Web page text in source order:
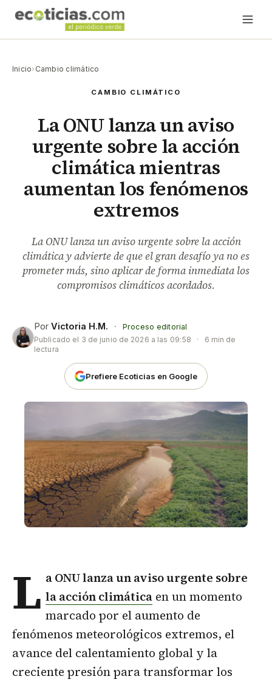
Inicio› Cambio climático
CAMBIO CLIMÁTICO
La ONU lanza un aviso
urgente sobre la acción
climática mientras
aumentan los fenómenos
extremos
La ONU lanza un aviso urgente sobre la acción
climática y advierte de que el gran desafío ya no es
prometer más, sino aplicar de forma inmediata los
compromisos climáticos acordados.
Por Victoria H.M. ·
Proceso editorial
Publicado el 3 de junio de 2026 a las 09:58 ·
6 min de
lectura
Prefiere Ecoticias en Google
L a ONU lanza unaviso urgente sobre
la acción climática en un momento
marcado por el aumento de
fenómenos meteorológicos extremos, el
avance del calentamiento global y la
creciente presión para transformar los